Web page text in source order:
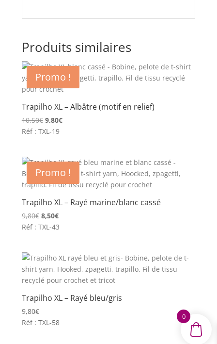
Produits similaires
Promo !
Trapilho XL – Albâtre (motif en relief)
10,50€ Le
prix
10,50€.
9,80€Le
9,80€.
Réf : TXL-19
Promo !
Trapilho XL – Rayé marine/blanc cassé
9,80€ Le
prix
9,80€.
8,50€Le
prix
8,50€.
Réf : TXL-43
Trapilho XL – Rayé bleu/gris
9,80€
Réf : TXL-58
0